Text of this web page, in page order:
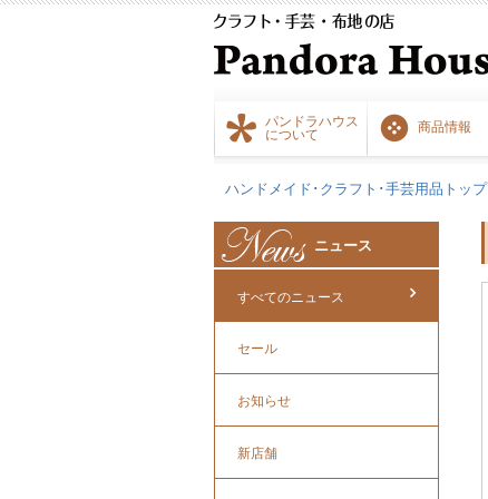
パンドラハウス
について
商品情報
ハンドメイド･クラフト･手芸用品トップ
ニュース
すべてのニュース
セール
お知らせ
新店舗